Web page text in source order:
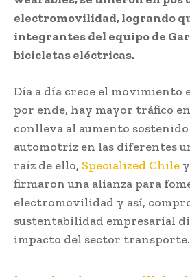
electromovilidad, logrando
integrantes del equipo de
bicicletas eléctricas.
Día a día crece el movimiento
por ende, hay mayor tráfico
conlleva al aumento
automotriz en las diferentes
raíz de ello, Specialized Chile
firmaron una alianza para
electromovilidad y así,
sustentabilidad empresarial
impacto del sector transporte.